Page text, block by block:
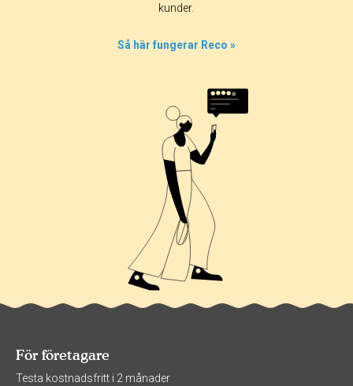
kunder.
Så här fungerar Reco »
För företagare
Testa kostnadsfritt i 2 månader